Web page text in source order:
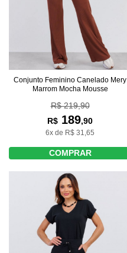
Conjunto Feminino Canelado Mery
Marrom Mocha Mousse
R$ 219,90
R$ 189,90
6x de R$ 31,65
COMPRAR